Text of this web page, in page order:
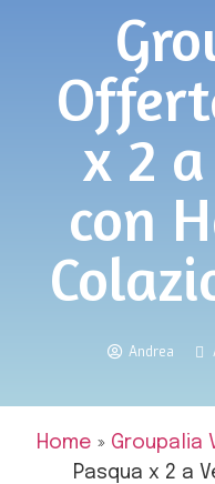
x 2
con
Andrea
Home » Groupalia
Pasqua x 2 a